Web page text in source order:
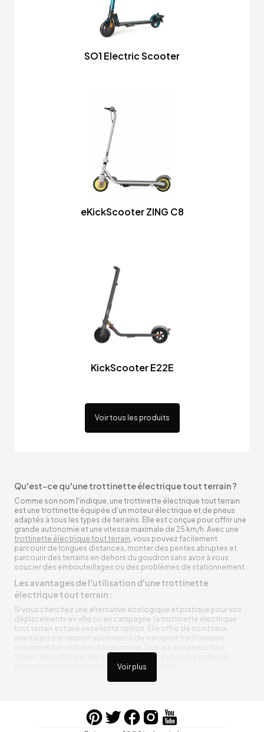
SO1 Electric Scooter
eKickScooter ZING C8
KickScooter E22E
Voir tous les produits
Voir plus
Qu'est-ce qu'une trottinette électrique tout terrain ?
Comme son nom l'indique, une trottinette électrique tout terrain
est une trottinette équipée d'un moteur électrique et de pneus
adaptés à tous les types de terrains. Elle est conçue pour offrir une
grande autonomie et une vitesse maximale de 25 km/h. Avec une
trottinette électrique tout terrain, vous pouvez facilement
parcourir de longues distances, monter des pentes abruptes et
parcourir des terrains en dehors du goudron sans avoir à vous
soucier des embouteillages ou des problèmes de stationnement.
Les avantages de l'utilisation d'une trottinette
électrique tout terrain :
Si vous cherchez une alternative écologique et pratique pour vos
déplacements en ville ou en campagne, la trottinette électrique
tout terrain est une excellente option. Elle offre de nombreux
avantages par rapport aux moyens de transport traditionnels,
notamment en matière d'ergonomie. Grâce à ses pneus tout
terrain, elle offre une excellente adhérence et vous permet de
parcourir simplement toutes sortes de terrains.
Trottinette électrique tout terrain ergonomique
entre vos trajets, vous n’aurez pas à vous soucier de l’état de sa
batterie. De plus, elle est équipée de pneus résistants qui peuvent